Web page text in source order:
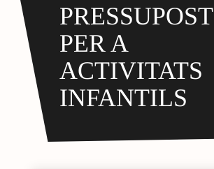
PRESSUPOST
PER A
ACTIVITATS
INFANTILS